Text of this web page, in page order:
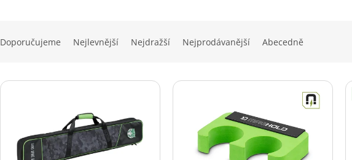
Doporučujeme Nejlevnější Nejdražší Nejprodávanější Abecedně